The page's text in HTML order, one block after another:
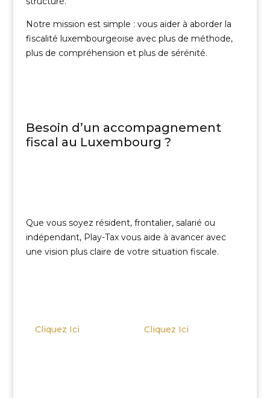
Notre mission est simple : vous aider à aborder la
fiscalité luxembourgeoise avec plus de méthode,
plus de compréhension et plus de sérénité.
Besoin d’un accompagnement
fiscal au Luxembourg ?
Que vous soyez résident, frontalier, salarié ou
indépendant, Play-Tax vous aide à avancer avec
une vision plus claire de votre situation fiscale.
Cliquez Ici Cliquez Ici